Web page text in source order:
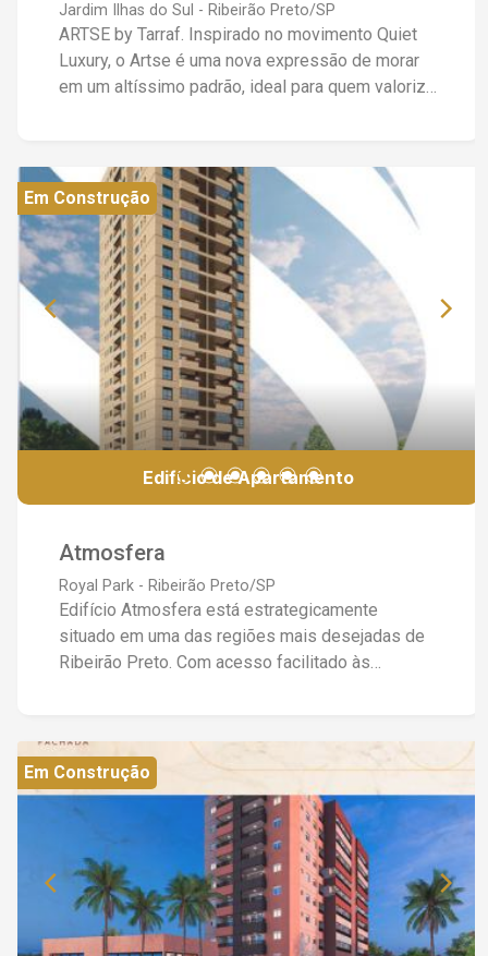
Jardim Ilhas do Sul - Ribeirão Preto/SP
ARTSE by Tarraf. Inspirado no movimento Quiet
Luxury, o Artse é uma nova expressão de morar
em um altíssimo padrão, ideal para quem valoriza
quadrados, com 3 ou 4 suites, ampla varanda
gourmet e 3 vagas de garagem. Unidades a Partir
de R$1.800.000,00. ( Valores sujeito a alterações
conforme tabela da construtora)
Em Construção
Edifício de Apartamento
Atmosfera
Royal Park - Ribeirão Preto/SP
Edifício Atmosfera está estrategicamente
situado em uma das regiões mais desejadas de
Ribeirão Preto. Com acesso facilitado às
serviços essenciais, áreas de lazer e Shopping
Iguatemi.
Em Construção